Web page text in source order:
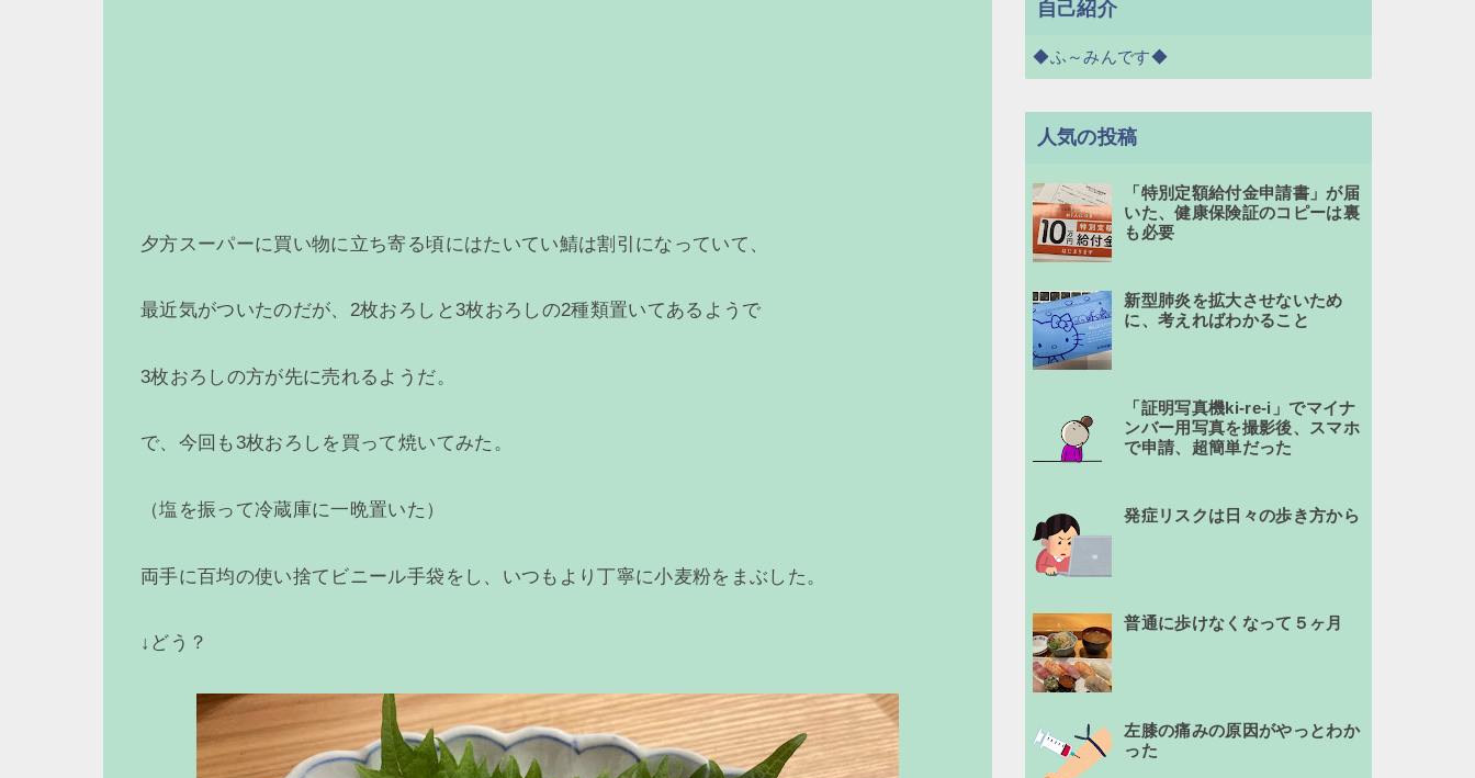
夕方スーパーに買い物に立ち寄る頃にはたいてい鯖は割引になっていて、
最近気がついたのだが、2枚おろしと3枚おろしの2種類置いてあるようで
3枚おろしの方が先に売れるようだ。
で、今回も3枚おろしを買って焼いてみた。
（塩を振って冷蔵庫に一晩置いた）
両手に百均の使い捨てビニール手袋をし、いつもより丁寧に小麦粉をまぶした。
↓どう？
自己紹介
◆ふ～みんです◆
人気の投稿
「特別定額給付金申請書」が届
いた、健康保険証のコピーは裏
も必要
新型肺炎を拡大させないため
に、考えればわかること
「証明写真機ki-re-i」でマイナ
ンバー用写真を撮影後、スマホ
で申請、超簡単だった
発症リスクは日々の歩き方から
普通に歩けなくなって５ヶ月
左膝の痛みの原因がやっとわか
った